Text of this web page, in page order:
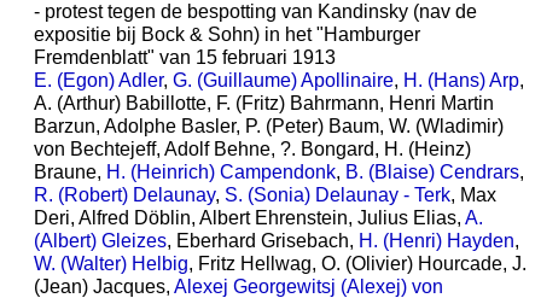
- protest tegen de bespotting van Kandinsky (nav de
expositie bij Bock & Sohn) in het "Hamburger
Fremdenblatt" van 15 februari 1913
E. (Egon) Adler, G. (Guillaume) Apollinaire, H. (Hans) Arp,
A. (Arthur) Babillotte, F. (Fritz) Bahrmann, Henri Martin
Barzun, Adolphe Basler, P. (Peter) Baum, W. (Wladimir)
von Bechtejeff, Adolf Behne, ?. Bongard, H. (Heinz)
Braune, H. (Heinrich) Campendonk, B. (Blaise) Cendrars,
R. (Robert) Delaunay, S. (Sonia) Delaunay - Terk, Max
Deri, Alfred Döblin, Albert Ehrenstein, Julius Elias, A.
(Albert) Gleizes, Eberhard Grisebach, H. (Henri) Hayden,
W. (Walter) Helbig, Fritz Hellwag, O. (Olivier) Hourcade, J.
(Jean) Jacques, Alexej Georgewitsj (Alexej) von